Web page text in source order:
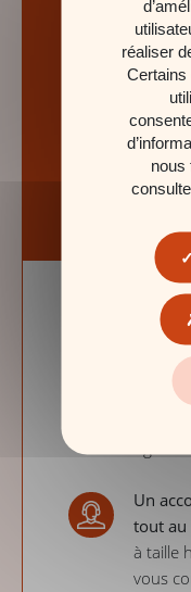
Protection
NOS SERVICES
POURQUOI
Des
parmi
Un
tout au
à taille
vous
réaliser
Certains
nous